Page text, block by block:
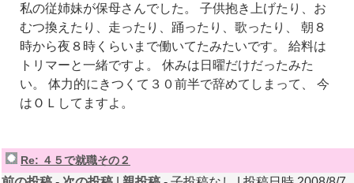
私の従姉妹が保母さんでした。 子供抱き上げたり、お
むつ換えたり、走ったり、踊ったり、歌ったり、 朝８
時から夜８時くらいまで働いてたみたいです。 給料は
トリマーと一緒ですよ。 休みは日曜だけだったみた
い。 体力的にきつくて３０前半で辞めてしまって、 今
はＯＬしてますよ。
Re: ４５で就職その２